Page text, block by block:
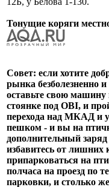
Тонущие коряги
Совет: если хотите
рынка безболезненно
оставьте свою
стоянке под OBI, и
перехода над МКАД и
пешком - и вы на
дополнительный
избавитесь от лишних
припарковаться на
полчаса на проезд по
парковки, и столько